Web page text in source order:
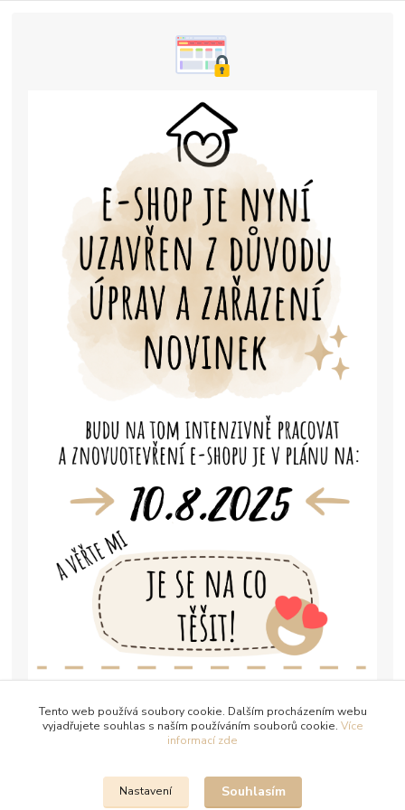
Tento web používá soubory cookie. Dalším procházením webu
vyjadřujete souhlas s naším používáním souborů cookie. Více
informací zde
Nastavení Souhlasím